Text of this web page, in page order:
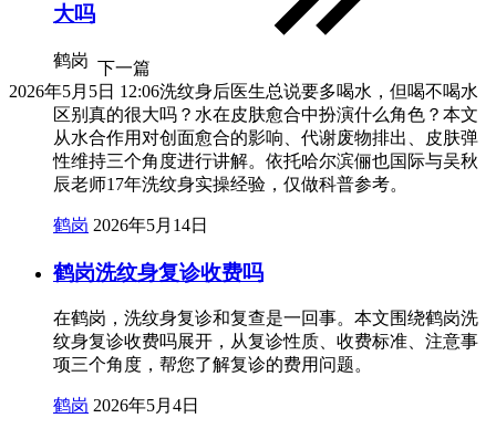
下一篇
2026年5月5日 12:06
大吗
鹤岗
洗纹身后医生总说要多喝水，但喝不喝水
区别真的很大吗？水在皮肤愈合中扮演什么角色？本文
从水合作用对创面愈合的影响、代谢废物排出、皮肤弹
性维持三个角度进行讲解。依托哈尔滨俪也国际与吴秋
辰老师17年洗纹身实操经验，仅做科普参考。
鹤岗 2026年5月14日
鹤岗洗纹身复诊收费吗
在鹤岗，洗纹身复诊和复查是一回事。本文围绕鹤岗洗
纹身复诊收费吗展开，从复诊性质、收费标准、注意事
项三个角度，帮您了解复诊的费用问题。
鹤岗 2026年5月4日